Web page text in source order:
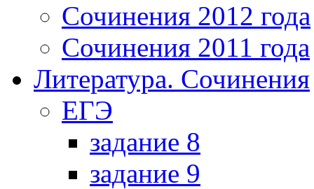
Сочинения 2012 года
Сочинения 2011 года
Литература. Сочинения
ЕГЭ
задание 8
задание 9